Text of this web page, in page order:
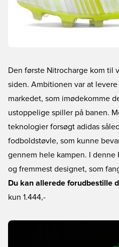
Den første Nitrocharge kom til
siden. Ambitionen var at
markedet, som imødekomme
ustoppelige spiller på banen.
teknologier forsøgt adidas
fodboldstøvle, som kunne
gennem hele kampen. I denne
og fremmest designet, som
Du kan allerede forudbestille
kun 1.444,-